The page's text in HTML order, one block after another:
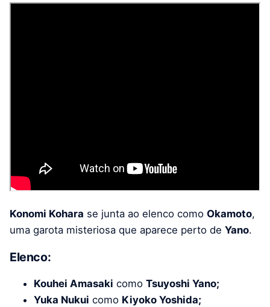
Konomi Kohara se junta ao elenco como Okamoto,
uma garota misteriosa que aparece perto de Yano.
Elenco:
Kouhei Amasaki como Tsuyoshi Yano;
Yuka Nukui como Kiyoko Yoshida;